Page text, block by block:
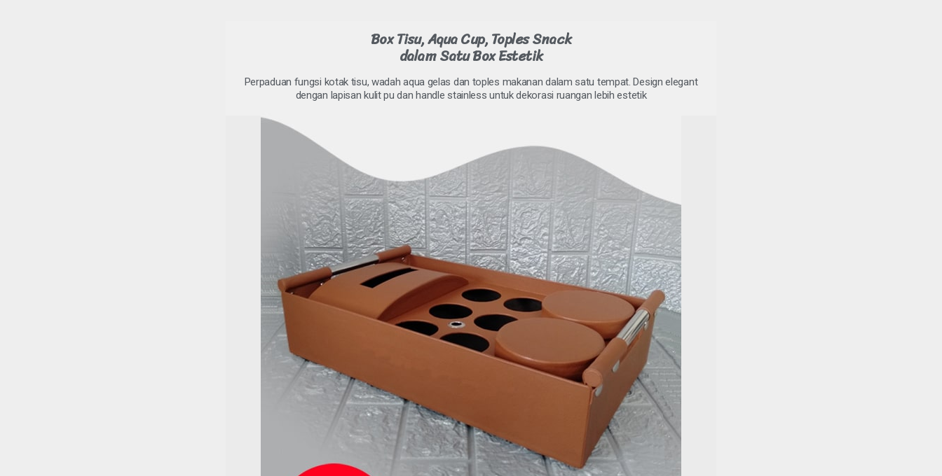
Box Tisu, Aqua Cup, Toples Snack
dalam Satu Box Estetik
Perpaduan fungsi kotak tisu, wadah aqua gelas dan toples makanan dalam satu tempat. Design elegant
dengan lapisan kulit pu dan handle stainless untuk dekorasi ruangan lebih estetik